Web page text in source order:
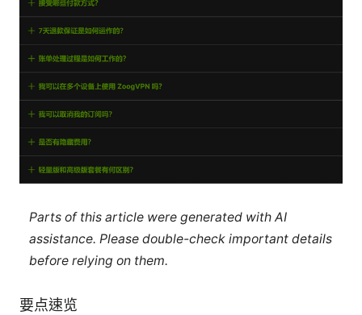
Parts of this article were generated with AI
assistance. Please double-check important details
before relying on them.
要点速览